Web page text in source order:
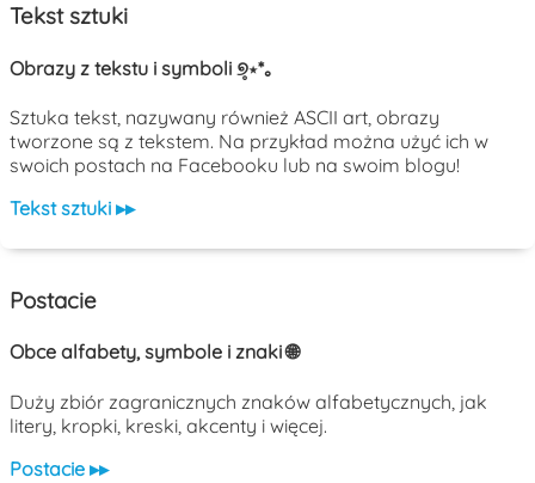
Tekst sztuki
Obrazy z tekstu i symboli ୭̥⋆*｡
Sztuka tekst, nazywany również ASCII art, obrazy
tworzone są z tekstem. Na przykład można użyć ich w
swoich postach na Facebooku lub na swoim blogu!
Tekst sztuki ▸▸
Postacie
Obce alfabety, symbole i znaki 🌐
Duży zbiór zagranicznych znaków alfabetycznych, jak
litery, kropki, kreski, akcenty i więcej.
Postacie ▸▸